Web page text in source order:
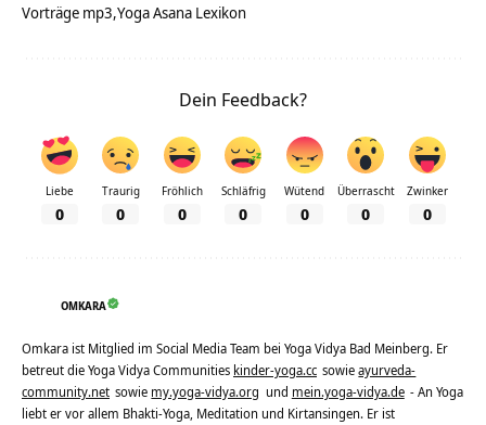
Vorträge mp3 Yoga Asana Lexikon
Dein Feedback?
Liebe
0
Traurig
0
Fröhlich
0
Schläfrig
0
Wütend
0
Überrascht
0
Zwinker
0
OMKARA
Omkara ist Mitglied im Social Media Team bei Yoga Vidya Bad Meinberg. Er
betreut die Yoga Vidya Communities kinder-yoga.cc sowieayurveda-
community.net sowie my.yoga-vidya.org und mein.yoga-vidya.de - An Yoga
liebt er vor allem Bhakti-Yoga, Meditation und Kirtansingen. Er ist